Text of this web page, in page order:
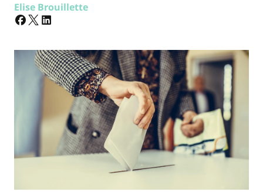
Elise Brouillette